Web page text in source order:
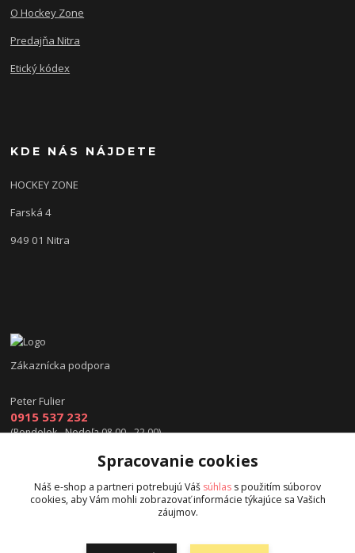
O Hockey Zone
Predajňa Nitra
Etický kódex
KDE NÁS NÁJDETE
HOCKEY ZONE
Farská 4
949 01 Nitra
Zákaznícka podpora
Peter Fulier
0915 537 232
(Pondelok - Nedeľa 08.00 - 22.00)
info@hokejexpert.sk
Spracovanie cookies
Náš e-shop a partneri potrebujú Váš súhlas s použitím súborov
cookies, aby Vám mohli zobrazovať informácie týkajúce sa Vašich
záujmov.